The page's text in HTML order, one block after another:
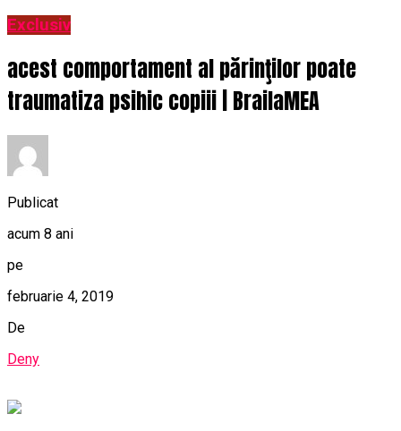
Exclusiv
acest comportament al părinţilor poate
traumatiza psihic copiii | BrailaMEA
Publicat
acum 8 ani
pe
februarie 4, 2019
De
Deny